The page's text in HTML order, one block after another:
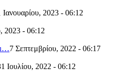
Ιανουαρίου, 2023 - 06:12
2023 - 06:12
7 Σεπτεμβρίου, 2022 - 06:17
Ιουλίου, 2022 - 06:12